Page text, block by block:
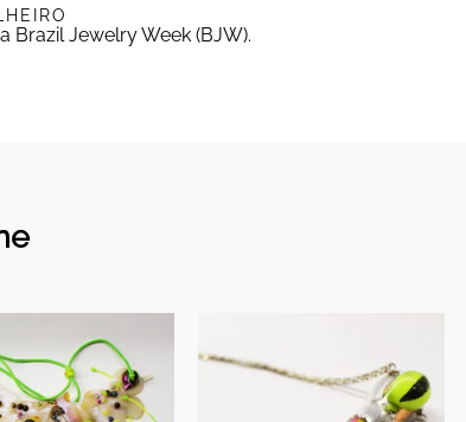
Brazil Jewelry Week (BJW).